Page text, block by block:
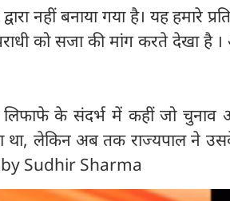
नहीं बनाया गया है। यह हमारे
को सजा की मांग करते देखा है
लिफाफे के संदर्भ में कहीं जो
था, लेकिन अब तक राज्यपाल ने
by Sudhir Sharma